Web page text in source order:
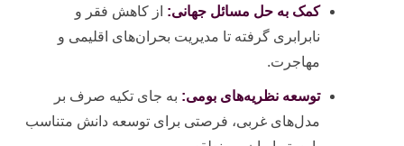
کمک به حل مسائل جهانی: از کاهش فقر و
نابرابری گرفته تا مدیریت بحران‌های اقلیمی و
مهاجرت.
توسعه نظریه‌های بومی: به جای تکیه صرف بر
مدل‌های غربی، فرصتی برای توسعه دانش متناسب